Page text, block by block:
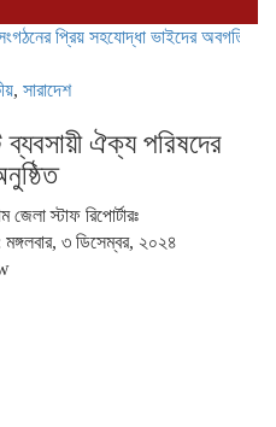
প্রিয় সহযোদ্ধা ভাইদের অবগতির জন্য
, সারাদেশ
ব্যবসায়ী ঐক্য পরিষদের
জেলা স্টাফ রিপোর্টারঃ
৩ ডিসেম্বর, ২০২৪